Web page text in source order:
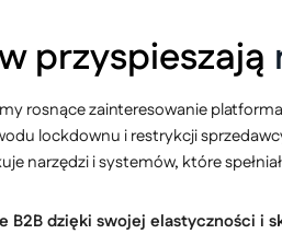
przyspieszają
rosnące zainteresowanie
lockdownu i restrykcji
narzędzi i systemów, które
B2B dzięki swojej elastyczności i